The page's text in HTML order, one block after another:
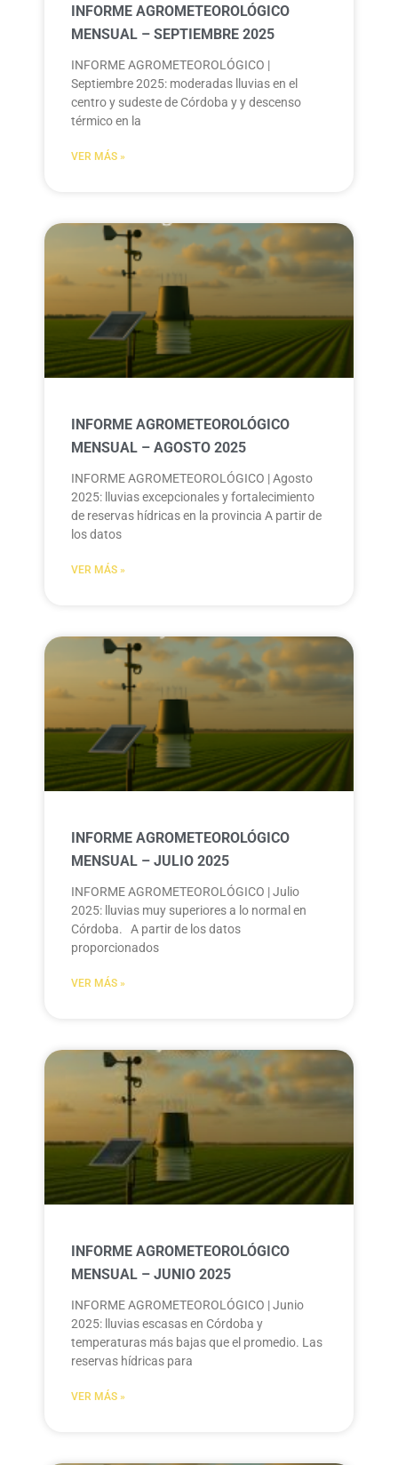
INFORME AGROMETEOROLÓGICO
MENSUAL – SEPTIEMBRE 2025
INFORME AGROMETEOROLÓGICO |
Septiembre 2025: moderadas lluvias en el
centro y sudeste de Córdoba y y descenso
térmico en la
VER MÁS »
INFORME AGROMETEOROLÓGICO
MENSUAL – AGOSTO 2025
INFORME AGROMETEOROLÓGICO | Agosto
2025: lluvias excepcionales y fortalecimiento
de reservas hídricas en la provincia A partir de
los datos
VER MÁS »
INFORME AGROMETEOROLÓGICO
MENSUAL – JULIO 2025
INFORME AGROMETEOROLÓGICO | Julio
2025: lluvias muy superiores a lo normal en
Córdoba. A partir de los datos
proporcionados
VER MÁS »
INFORME AGROMETEOROLÓGICO
MENSUAL – JUNIO 2025
INFORME AGROMETEOROLÓGICO | Junio
2025: lluvias escasas en Córdoba y
temperaturas más bajas que el promedio. Las
reservas hídricas para
VER MÁS »